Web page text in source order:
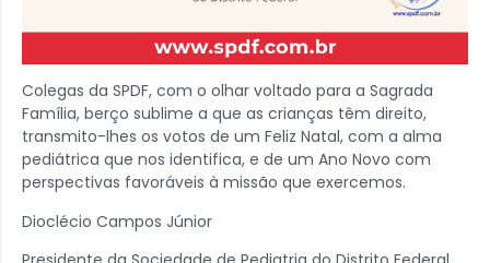
Colegas da SPDF, com o olhar voltado para a Sagrada
Família, berço sublime a que as crianças têm direito,
transmito-lhes os votos de um Feliz Natal, com a alma
pediátrica que nos identifica, e de um Ano Novo com
perspectivas favoráveis à missão que exercemos.
Dioclécio Campos Júnior